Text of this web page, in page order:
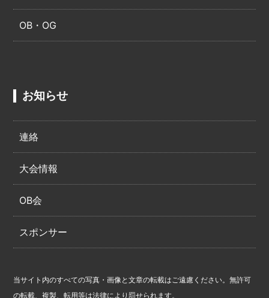
OB・OG
お知らせ
連絡
大会情報
OB会
スポンサー
当サイト内のすべての写真・画像と文章の転載はご遠慮ください。無許可
の転載、複製、転用等は法律により罰せられます。